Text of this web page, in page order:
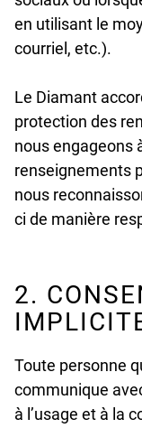
en utilisant le
courriel, etc.).
Le Diamant
protection des
nous engageons
renseignements
nous
ci de manière
2.
Toute personne
communique
à l’usage et à la